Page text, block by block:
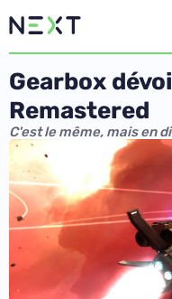
Gearbox
Remastered
C'est le même, mais en